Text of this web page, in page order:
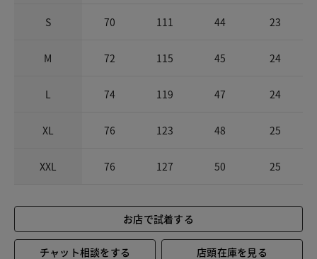
S 70 111 44 23
M 72 115 45 24
L 74 119 47 24
XL 76 123 48 25
XXL 76 127 50 25
お店で試着する
チャット相談をする 店頭在庫を見る